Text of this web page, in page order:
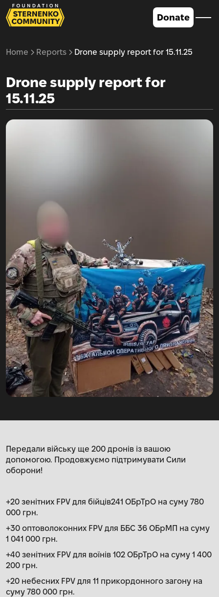
Donate
Home Reports Drone supply report for 15.11.25
Drone supply report for
15.11.25
Передали війську ще 200 дронів із вашою
допомогою. Продовжуємо підтримувати Сили
оборони!
+20 зенітних FPV для бійців241 ОБрТрО на суму 780
000 грн.
+30 оптоволоконних FPV для ББС 36 ОБрМП на суму
1 041 000 грн.
+40 зенітних FPV для воїнів 102 ОБрТрО на суму 1 400
200 грн.
+20 небесних FPV для 11 прикордонного загону на
суму 780 000 грн.